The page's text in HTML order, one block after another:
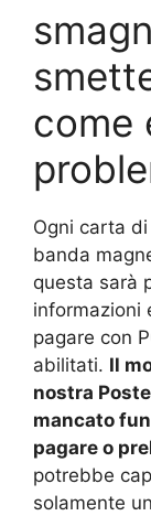
come
Ogni carta
banda
questa sarà
informazioni
pagare con
abilitati. Il
nostra
mancato
pagare o
potrebbe
solamente